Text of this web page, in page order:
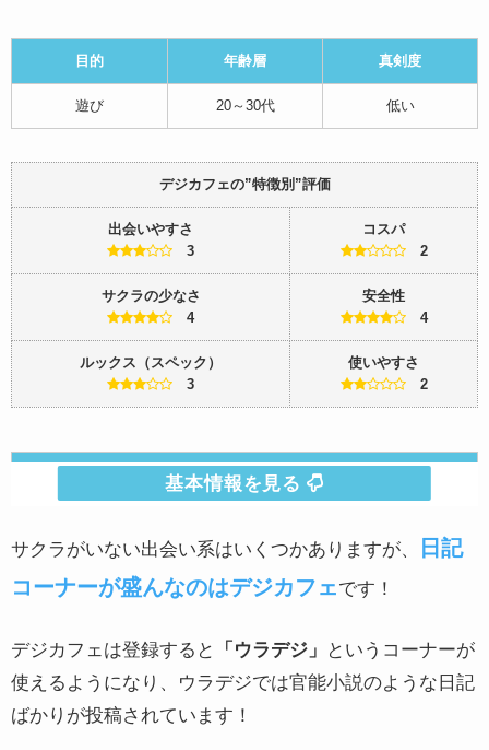
目的 年齢層 真剣度
遊び 20～30代 低い
デジカフェの”特徴別”評価
出会いやすさ
3
コスパ
2
サクラの少なさ
4
安全性
4
ルックス（スペック）
3
使いやすさ
2
デジカフェの基本情報
会員数 10万人以上
料金形態 ポイント制
男性：料金の目安 メール1通200円
サクラがいない出会い系はいくつかありますが、
日記
コーナーが盛んなのはデジカフェです！
デジカフェは登録すると 「ウラデジ」
というコーナーが
使えるようになり、ウラデジでは官能小説のような日記
ばかりが投稿されています！